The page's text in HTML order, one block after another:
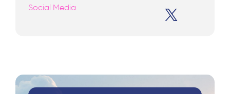
Szukaj:Social Media